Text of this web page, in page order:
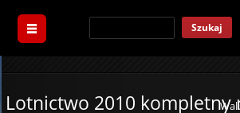
Szukaj
Lotnictwo 2010 kompletny